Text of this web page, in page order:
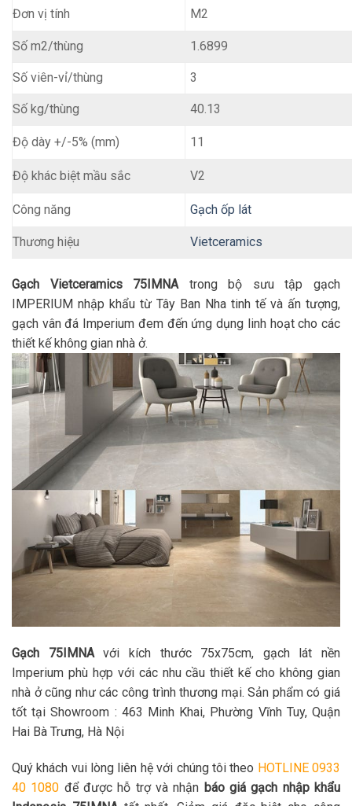
Đơn vị tính M2
Số m2/thùng 1.6899
Số viên-vỉ/thùng 3
Số kg/thùng 40.13
Độ dày +/-5% (mm) 11
Độ khác biệt mầu sắc V2
Công năng Gạch ốp lát
Thương hiệu Vietceramics
Gạch Vietceramics 75IMNAtrong bộ sưu tập gạch
IMPERIUM nhập khẩu từ Tây Ban Nha tinh tế và ấn tượng,
gạch vân đá Imperium đem đến ứng dụng linh hoạt cho các
thiết kế không gian nhà ở.
Gạch 75IMNAvới kích thước 75x75cm, gạch lát nền
Imperium phù hợp với các nhu cầu thiết kế cho không gian
nhà ở cũng như các công trình thương mại. Sản phẩm có giá
tốt tại Showroom : 463 Minh Khai, Phường Vĩnh Tuy, Quận
Hai Bà Trưng, Hà Nội
Quý khách vui lòng liên hệ với chúng tôi theo HOTLINE 0933
40 1080 để được hỗ trợ và nhận báo giá gạch nhập khẩu